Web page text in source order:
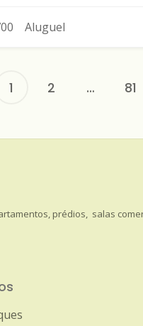
Aluguel
1 2 … 81
prédios, salas